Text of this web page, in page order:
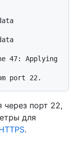
47: Applying
port 22.
порт 22,
для
.